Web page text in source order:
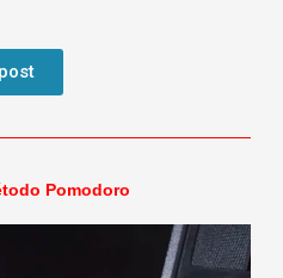
Pomodoro